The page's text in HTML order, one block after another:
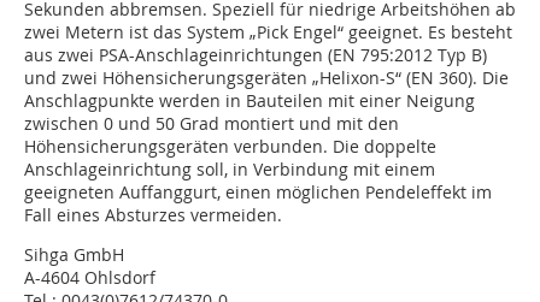
Sekunden abbremsen. Speziell für niedrige Arbeitshöhen ab
zwei Metern ist das System „Pick Engel“ geeignet. Es besteht
aus zwei PSA-Anschlageinrichtungen (EN 795:2012 Typ B)
und zwei Höhensicherungsgeräten „Helixon-S“ (EN 360). Die
Anschlagpunkte werden in Bauteilen mit einer Neigung
zwischen 0 und 50 Grad montiert und mit den
Höhensicherungsgeräten verbunden. Die doppelte
Anschlageinrichtung soll, in Verbindung mit einem
geeigneten Auffanggurt, einen möglichen Pendeleffekt im
Fall eines Absturzes vermeiden.
Sihga GmbH
A-4604 Ohlsdorf